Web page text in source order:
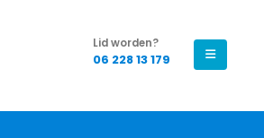
Lid worden?
06 228 13 179